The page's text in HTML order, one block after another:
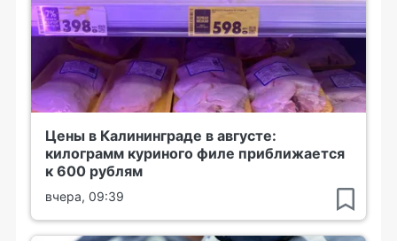
Цены в Калининграде в августе:
килограмм куриного филе приближается
к 600 рублям
вчера, 09:39